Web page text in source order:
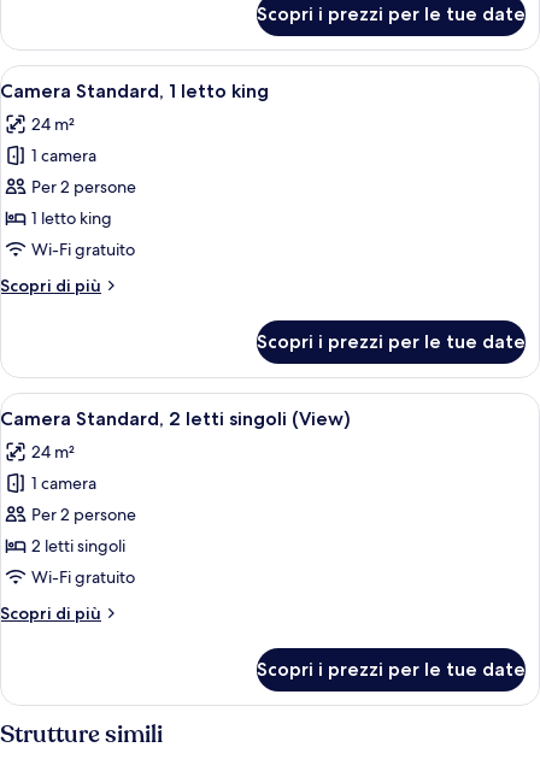
Standard,
letto
Scopri i prezzi per le tue date
Apri
tutte
le
foto
per
Camera
Standard,
letto
Una camera d'albergo con un letto
4
Camera Standard, 1 letto king
24 m²
1 camera
Per 2 persone
1 letto king
Wi-Fi gratuito
Scopri di più
Altri
Standard,
letto
Scopri i prezzi per le tue date
Apri
tutte
le
foto
per
Camera
Standard,
letti
Una camera d'albergo con due letti,
5
Camera Standard, 2 letti singoli (View)
24 m²
1 camera
Per 2 persone
2 letti singoli
Wi-Fi gratuito
Scopri di più
Altri
Standard,
letti
Scopri i prezzi per le tue date
Strutture simili